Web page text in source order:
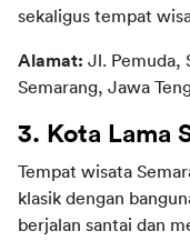
sekaligus tempat
Alamat: Jl. Pemuda,
Semarang, Jawa
3. Kota Lama
Tempat wisata
klasik dengan
berjalan santai dan